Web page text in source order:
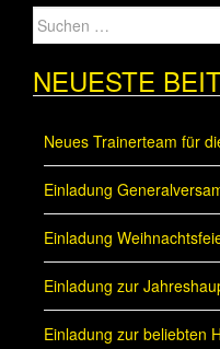
Suche
nach:
NEUESTE
Neues Trainerteam für
Einladung
Einladung
Einladung zur
Einladung zur beliebten